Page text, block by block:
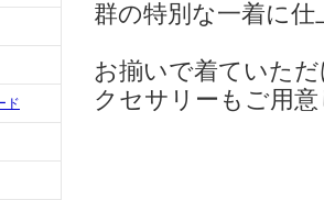
ド
群の特別な一着に
お揃いで着ていた
クセサリーもご用